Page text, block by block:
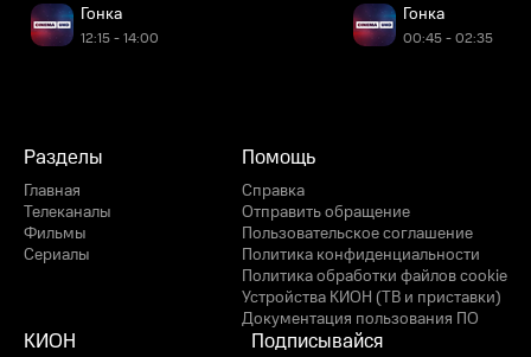
Гонка
12:15 - 14:00
Гонка
00:45 - 02:35
Разделы
Главная
Телеканалы
Фильмы
Сериалы
Помощь
Справка
Отправить обращение
Пользовательское соглашение
Политика конфиденциальности
Политика обработки файлов cookie
Устройства КИОН (ТВ и приставки)
Документация пользования ПО
КИОН Подписывайся